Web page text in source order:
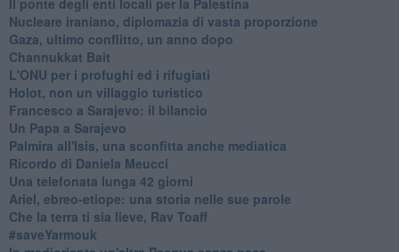
Nucleare iraniano, diplomazia di vasta proporzione
Gaza, ultimo conflitto, un anno dopo
Channukkat Bait
L'ONU per i profughi ed i rifugiati
Holot, non un villaggio turistico
Francesco a Sarajevo: il bilancio
Un Papa a Sarajevo
Palmira all'Isis, una sconfitta anche mediatica
Ricordo di Daniela Meucci
​Una telefonata lunga 42 giorni
​Ariel, ebreo-etiope: una storia nelle sue parole
Che la terra ti sia lieve, Rav Toaff
​#saveYarmouk